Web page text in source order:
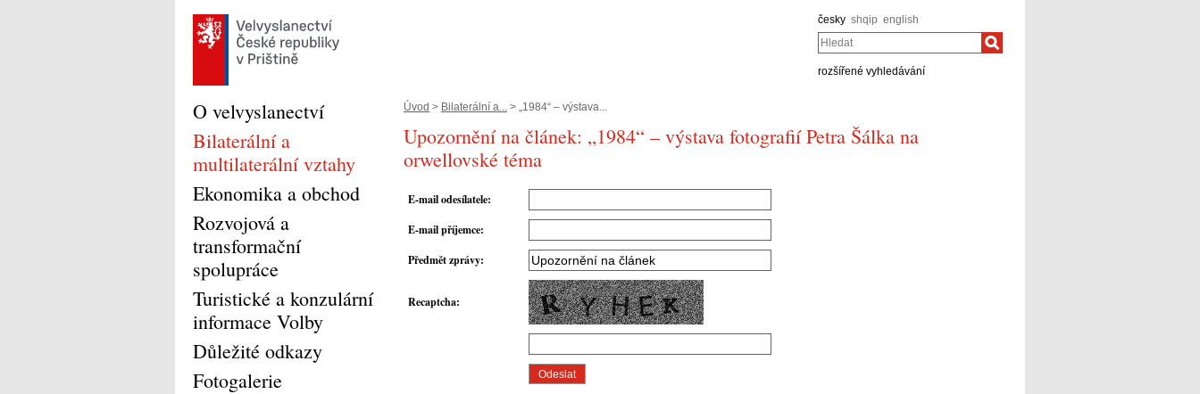
česky shqip english
Hledat
rozšířené vyhledávání
Úvod > Bilaterální a... > „1984“ – výstava...
Upozornění na článek: „1984“ – výstava fotografií Petra Šálka na
orwellovské téma
E-mail odesílatele:
E-mail příjemce:
Předmět zprávy:
Recaptcha:
O velvyslanectví
Bilaterální a
multilaterální vztahy
Ekonomika a obchod
Rozvojová a
transformační
spolupráce
Turistické a konzulární
informace Volby
Důležité odkazy
Fotogalerie